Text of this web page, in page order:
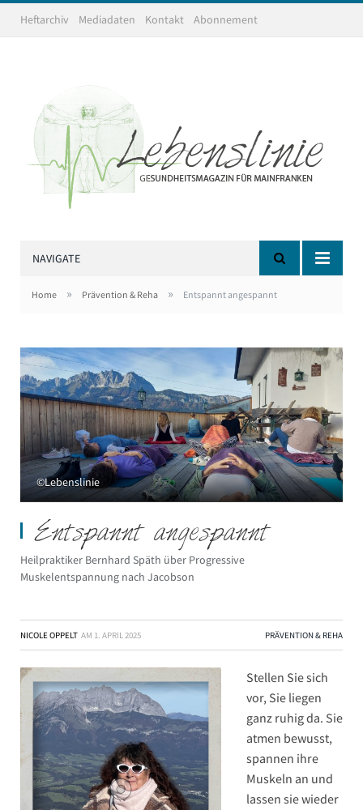
Heftarchiv Mediadaten Kontakt Abonnement
NAVIGATE
Home » Prävention & Reha » Entspannt angespannt
©Lebenslinie
Entspannt angespannt
Heilpraktiker Bernhard Späth über Progressive
Muskelentspannung nach Jacobson
NICOLE OPPELT AM 1. APRIL 2025 PRÄVENTION & REHA
Stellen Sie sich
vor, Sie liegen
ganz ruhig da. Sie
atmen bewusst,
spannen ihre
Muskeln an und
lassen sie wieder